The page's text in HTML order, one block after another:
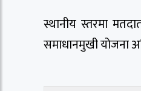
स्थानीय स्तरमा
समाधानमुखी योजना